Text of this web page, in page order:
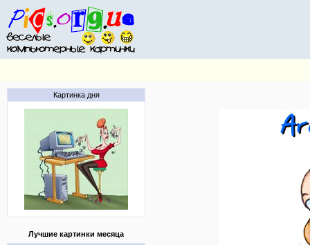
Картинка дня
Лучшие картинки месяца